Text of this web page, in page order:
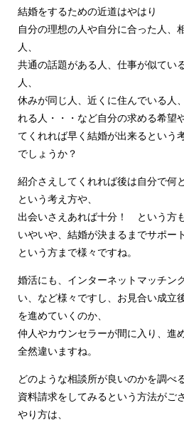
結婚をするための近道はやはり
自分の理想の人や自分に合った人、
人、
共通の話題がある人、仕事が似てい
人、
休みが同じ人、近くに住んでいる人
れる人・・・など自分の求める希望
てくれれば早く結婚が出来るという
でしょうか？
紹介さえしてくれれば後は自分で何
という考え方や、
出会いさえあれば十分！ という方
いやいや、結婚が決まるまでサポー
という方まで様々ですね。
婚活にも、インターネットマッチン
い、など様々ですし、お見合い成立
を進めていくのか、
仲人やカウンセラーが間に入り、進
全然違いますね。
どのような相談所が良いのかを調べ
資料請求をしてみるという方法がご
やり方は、